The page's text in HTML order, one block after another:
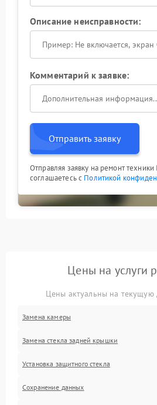
Описание неисправности:
Комментарий к заявке:
Отправить заявку
Отправляя заявку на ремонт
соглашаетесь с Политикой
Цены на услуги
Цены актуальны на текущую
Замена камеры
Замена стекла задней крышки
Установка защитного стекла
Сохранение данных